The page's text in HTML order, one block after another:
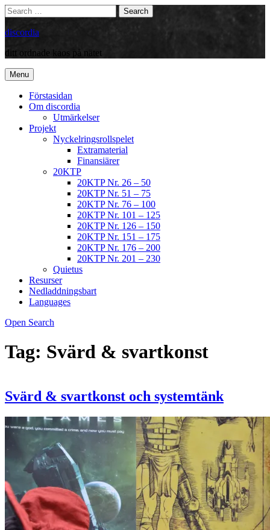
Skip
to
content
Search
Search
for:
discordia
ditt ordnade kaos på nätet
Menu
Förstasidan
Om discordia
Utmärkelser
Projekt
Nyckelringsrollspelet
Extramaterial
Finansiärer
20KTP
20KTP Nr. 26 – 50
20KTP Nr. 51 – 75
20KTP Nr. 76 – 100
20KTP Nr. 101 – 125
20KTP Nr. 126 – 150
20KTP Nr. 151 – 175
20KTP Nr. 176 – 200
20KTP Nr. 201 – 230
Quietus
Resurser
Nedladdningsbart
Languages
Open Search
Tag: Svärd & svartkonst
Svärd & svartkonst och systemtänk